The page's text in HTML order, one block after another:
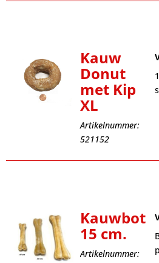
Kauw
Donut
met Kip
XL
Artikelnummer:
521152
Kauwbot
15 cm.
Artikelnummer: